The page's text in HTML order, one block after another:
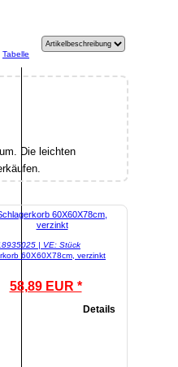
Tabelle
Die leichten
| VE: Stück
60X60X78cm, verzinkt
58,89 EUR *
Details